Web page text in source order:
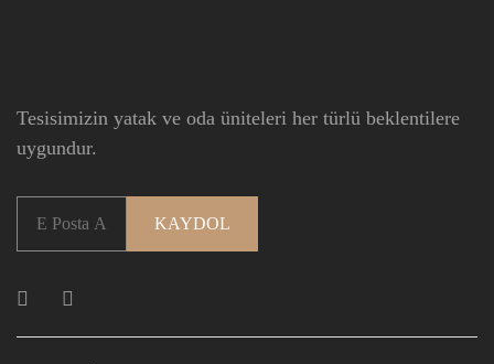
Tesisimizin yatak ve oda üniteleri her türlü beklentilere
uygundur.